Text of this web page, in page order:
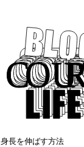
身長を伸ばす方法